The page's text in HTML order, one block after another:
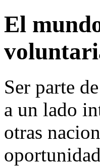
El
Ser parte
a un lado
otras